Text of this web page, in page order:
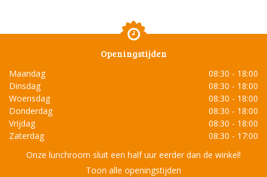
Openingstijden
Maandag
08:30 - 18:00
Dinsdag
08:30 - 18:00
Woensdag
08:30 - 18:00
Donderdag
08:30 - 18:00
Vrijdag
08:30 - 18:00
Zaterdag
08:30 - 17:00
Onze lunchroom sluit een half uur eerder dan de winkel!
Toon alle openingstijden